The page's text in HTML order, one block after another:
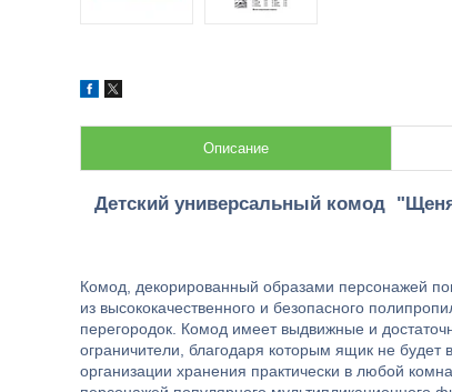
Описание
Детский универсальный комод
Комод, декорированный образами персонажей
из высококачественного и безопасного
перегородок. Комод имеет выдвижные и
ограничители, благодаря которым ящик не
организации хранения практически в любой